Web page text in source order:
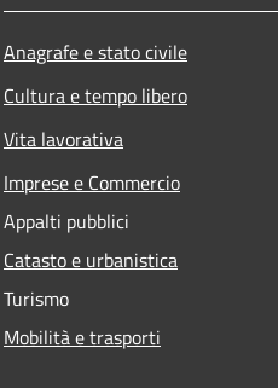
Anagrafe e stato civile
Cultura e tempo libero
Vita lavorativa
Imprese e Commercio
Appalti pubblici
Catasto e urbanistica
Turismo
Mobilità e trasporti